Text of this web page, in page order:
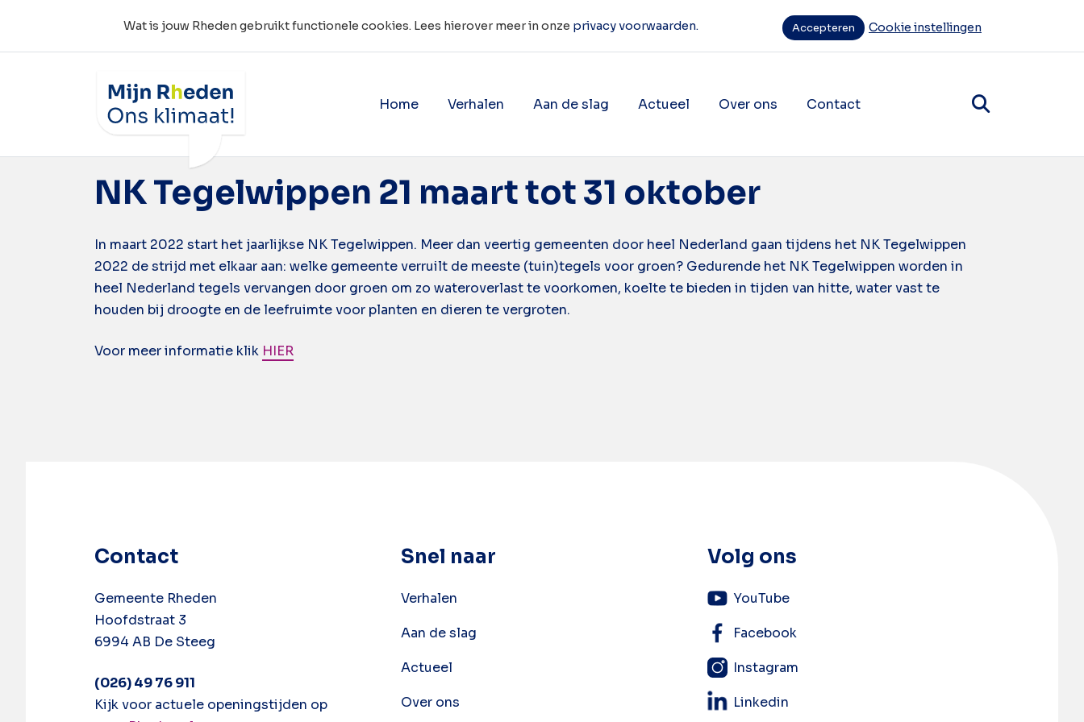
Wat is jouw Rheden gebruikt functionele cookies. Lees hierover meer in onze privacy voorwaarden. Accepteren Cookie instellingen
Wat is jouw Rheden
Home
Verhalen
Aan de slag
Actueel
Over ons Contact
Tag:nk tegelwippen
NK Tegelwippen 21 maart tot 31 oktober
In maart 2022 start het jaarlijkse NK Tegelwippen. Meer dan veertig gemeenten door heel Nederland gaan tijdens het NK Tegelwippen
2022 de strijd met elkaar aan: welke gemeente verruilt de meeste (tuin)tegels voor groen? Gedurende het NK Tegelwippen worden in
heel Nederland tegels vervangen door groen om zo wateroverlast te voorkomen, koelte te bieden in tijden van hitte, water vast te
houden bij droogte en de leefruimte voor planten en dieren te vergroten.
Voor meer informatie klik HIER
Contact
Gemeente Rheden
Hoofdstraat 3
6994 AB De Steeg
(026) 49 76 911
Kijk voor actuele openingstijden op
Snel naar
Verhalen
Aan de slag
Actueel
Over ons
Volg ons
YouTube
Facebook
Instagram
Linkedin